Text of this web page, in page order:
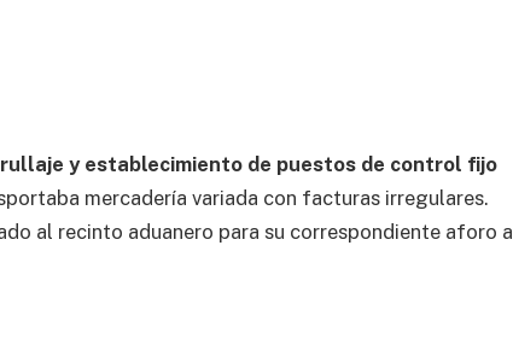
y establecimiento de puestos de control fijo
mercadería variada con facturas irregulares.
al recinto aduanero para su correspondiente aforo a